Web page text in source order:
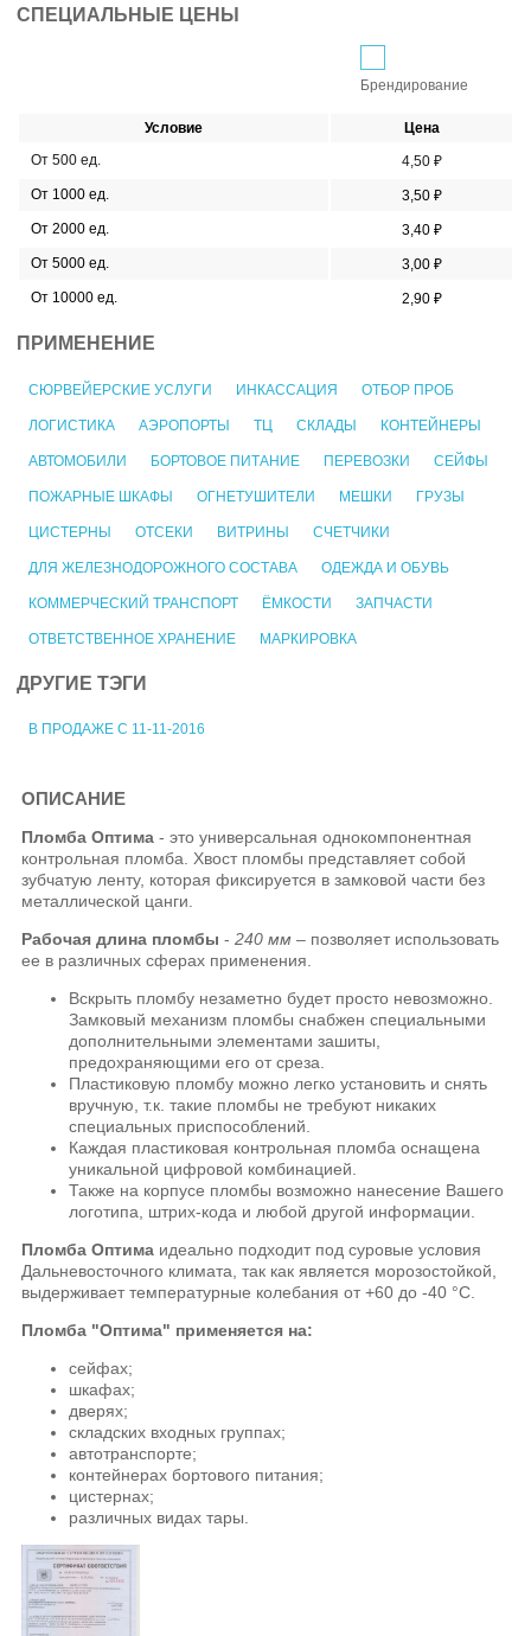
СПЕЦИАЛЬНЫЕ ЦЕНЫ
Брендирование
Условие
Цена
От 500 ед.
4,50 ₽
От 1000 ед.
3,50 ₽
От 2000 ед.
3,40 ₽
От 5000 ед.
3,00 ₽
От 10000 ед.
2,90 ₽
ПРИМЕНЕНИЕ
СЮРВЕЙЕРСКИЕ УСЛУГИ ИНКАССАЦИЯ ОТБОР ПРОБ
ЛОГИСТИКА АЭРОПОРТЫ ТЦ СКЛАДЫ КОНТЕЙНЕРЫ
АВТОМОБИЛИ БОРТОВОЕ ПИТАНИЕ ПЕРЕВОЗКИ СЕЙФЫ
ПОЖАРНЫЕ ШКАФЫ ОГНЕТУШИТЕЛИ МЕШКИ ГРУЗЫ
ЦИСТЕРНЫ ОТСЕКИ ВИТРИНЫ СЧЕТЧИКИ
ДЛЯ ЖЕЛЕЗНОДОРОЖНОГО СОСТАВА ОДЕЖДА И ОБУВЬ
КОММЕРЧЕСКИЙ ТРАНСПОРТ ЁМКОСТИ ЗАПЧАСТИ
ОТВЕТСТВЕННОЕ ХРАНЕНИЕ МАРКИРОВКА
ДРУГИЕ ТЭГИ
В ПРОДАЖЕ С 11-11-2016
ОПИСАНИЕ
Пломба Оптима - это универсальная однокомпонентная
контрольная пломба. Хвост пломбы представляет собой
зубчатую ленту, которая фиксируется в замковой части без
металлической цанги.
Рабочая длина пломбы -240 мм – позволяет использовать
ее в различных сферах применения.
Вскрыть пломбу незаметно будет просто невозможно.
Замковый механизм пломбы снабжен специальными
дополнительными элементами зашиты,
предохраняющими его от среза.
Пластиковую пломбу можно легко установить и снять
вручную, т.к. такие пломбы не требуют никаких
специальных приспособлений.
Каждая пластиковая контрольная пломба оснащена
уникальной цифровой комбинацией.
Также на корпусе пломбы возможно нанесение Вашего
логотипа, штрих-кода и любой другой информации.
Пломба Оптима идеально подходит под суровые условия
Дальневосточного климата, так как является морозостойкой,
выдерживает температурные колебания от +60 до -40 °C.
Пломба "Оптима" применяется на:
сейфах;
шкафах;
дверях;
складских входных группах;
автотранспорте;
контейнерах бортового питания;
цистернах;
различных видах тары.